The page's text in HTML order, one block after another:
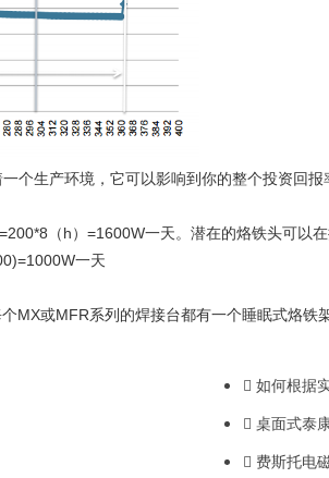
个生产环境，它可以影响到你的整个投资回报
（h）=1600W一天。潜在的烙铁头可以
一天
MX或MFR系列的焊接台都有一个睡眠式烙铁架
如何根据
桌面式泰
费斯托电